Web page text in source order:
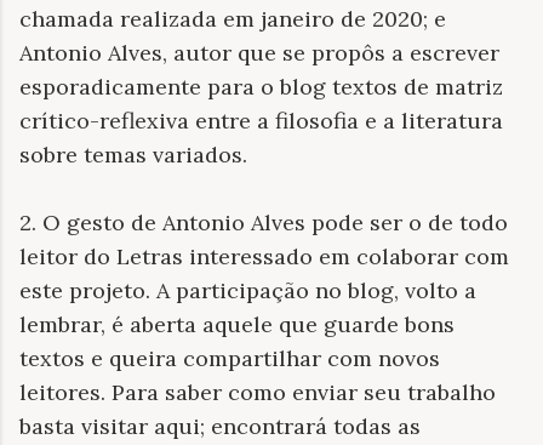
chamada realizada em janeiro de 2020; e
Antonio Alves, autor que se propôs a escrever
esporadicamente para o blog textos de matriz
crítico-reflexiva entre a filosofia e a literatura
sobre temas variados.
2. O gesto de Antonio Alves pode ser o de todo
leitor do Letras interessado em colaborar com
este projeto. A participação no blog, volto a
lembrar, é aberta aquele que guarde bons
textos e queira compartilhar com novos
leitores. Para saber como enviar seu trabalho
basta visitar aqui; encontrará todas as